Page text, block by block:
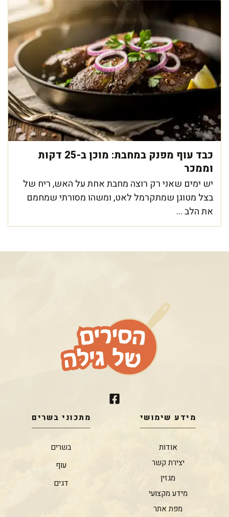
כבד עוף מפנק במחבת: מוכן ב-25 דקות
וממכר
יש ימים שאני רק רוצה מחבת אחת על האש, ריח של
בצל מטוגן שמתקרמל לאט, ומשהו מסורתי שמחמם
את הלב ...
מידע שימושי
אודות
יצירת קשר
מגזין
מידע מקצועי
מפת אתר
מתכוני בשרים
בשרים
עוף
דגים